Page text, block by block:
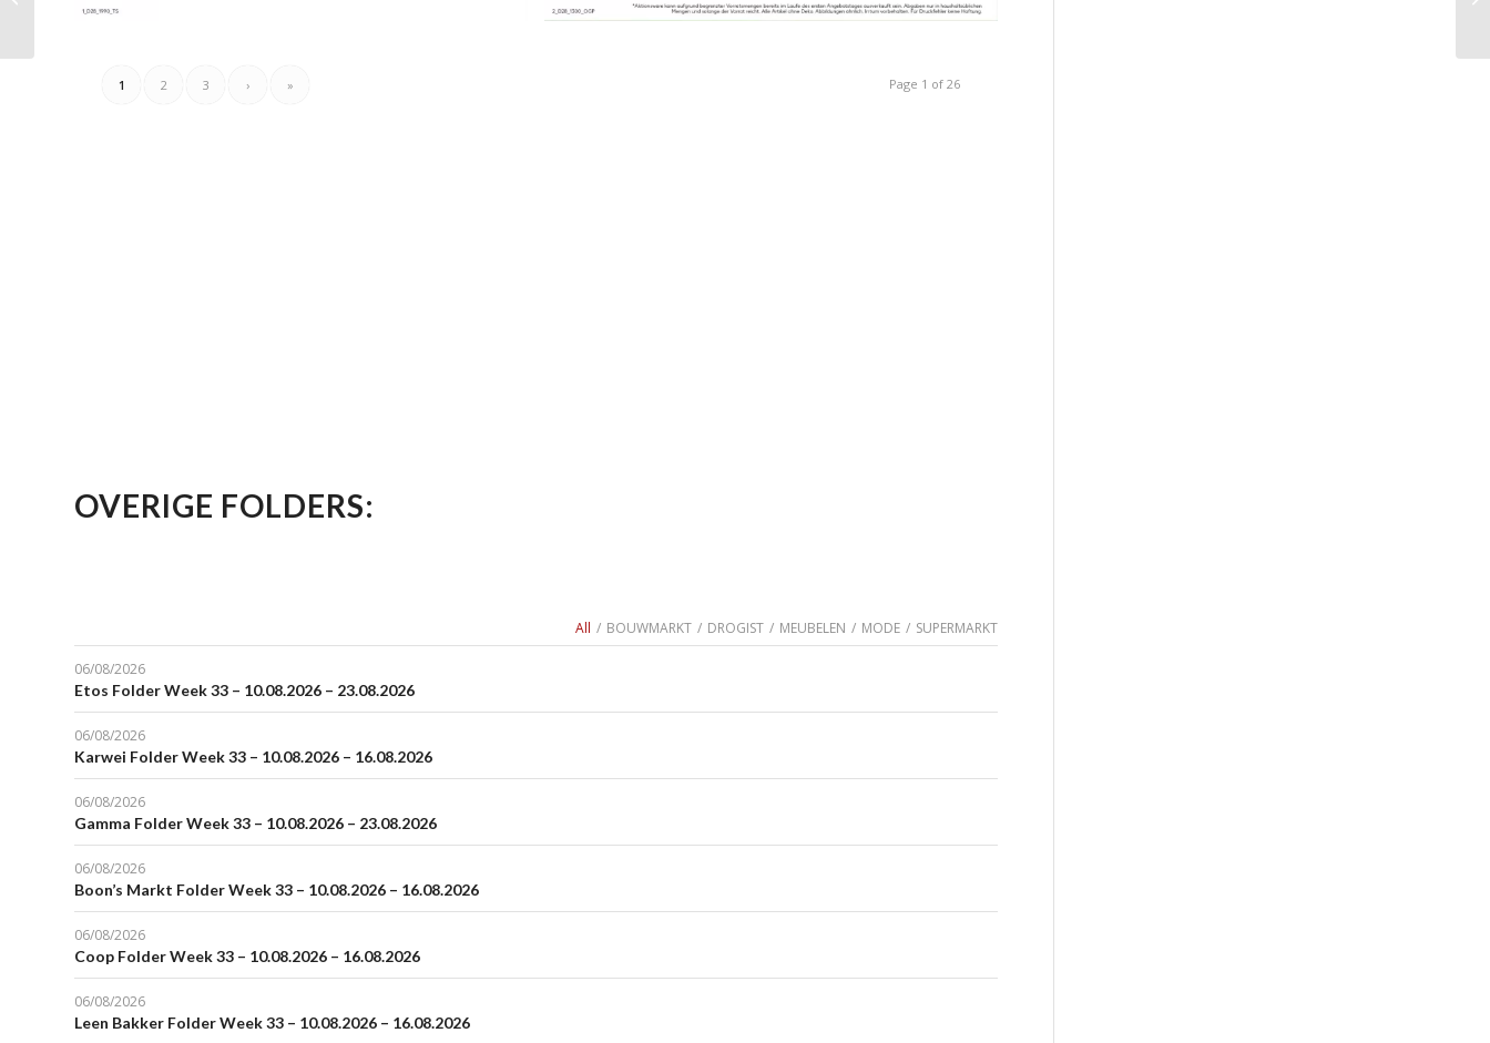
Page 1 of 26
1 2 3 › »
OVERIGE FOLDERS:
All / BOUWMARKT / DROGIST / MEUBELEN / MODE / SUPERMARKT
06/08/2026
Etos Folder Week 33 – 10.08.2026 – 23.08.2026
06/08/2026
Karwei Folder Week 33 – 10.08.2026 – 16.08.2026
06/08/2026
Gamma Folder Week 33 – 10.08.2026 – 23.08.2026
06/08/2026
Boon’s Markt Folder Week 33 – 10.08.2026 – 16.08.2026
06/08/2026
Coop Folder Week 33 – 10.08.2026 – 16.08.2026
06/08/2026
Leen Bakker Folder Week 33 – 10.08.2026 – 16.08.2026
– 05.07.2026 –